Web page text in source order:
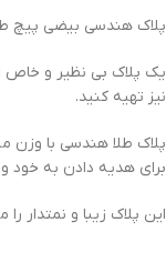
پلاک هندسی بیضی پیچ
یک پلاک بی نظیر و خاص
نیز تهیه کنید.
پلاک طلا هندسی با وزن
برای هدیه دادن به خود و
این پلاک زیبا و نمتدار را